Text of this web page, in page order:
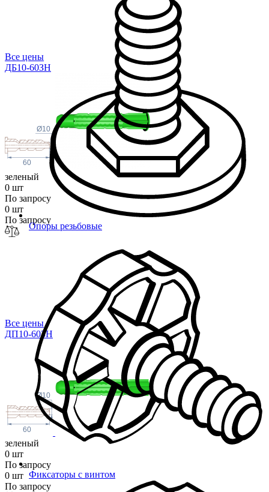
Опоры резьбовые
Фиксаторы с винтом
Все цены
ДБ10-60ЗН
Ø10
60
зеленый
0 шт
По запросу
0 шт
По запросу
Все цены
ДП10-60ЗН
60
Ø10
зеленый
0 шт
По запросу
0 шт
По запросу